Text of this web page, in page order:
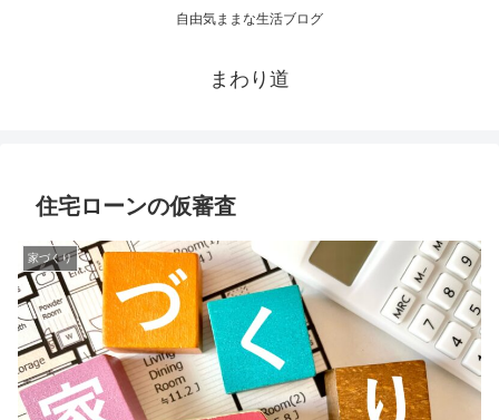
自由気ままな生活ブログ
まわり道
住宅ローンの仮審査
家づくり